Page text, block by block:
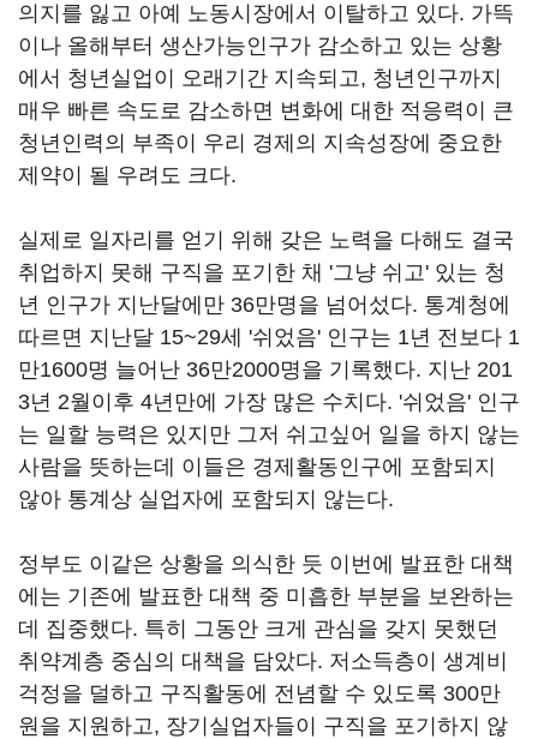
의지를 잃고 아예 노동시장에서 이탈하고 있다. 가뜩
이나 올해부터 생산가능인구가 감소하고 있는 상황
에서 청년실업이 오래기간 지속되고, 청년인구까지
매우 빠른 속도로 감소하면 변화에 대한 적응력이 큰
청년인력의 부족이 우리 경제의 지속성장에 중요한
제약이 될 우려도 크다.
실제로 일자리를 얻기 위해 갖은 노력을 다해도 결국
취업하지 못해 구직을 포기한 채 '그냥 쉬고' 있는 청
년 인구가 지난달에만 36만명을 넘어섰다. 통계청에
따르면 지난달 15~29세 '쉬었음' 인구는 1년 전보다 1
만1600명 늘어난 36만2000명을 기록했다. 지난 201
3년 2월이후 4년만에 가장 많은 수치다. '쉬었음' 인구
는 일할 능력은 있지만 그저 쉬고싶어 일을 하지 않는
사람을 뜻하는데 이들은 경제활동인구에 포함되지
않아 통계상 실업자에 포함되지 않는다.
정부도 이같은 상황을 의식한 듯 이번에 발표한 대책
에는 기존에 발표한 대책 중 미흡한 부분을 보완하는
데 집중했다. 특히 그동안 크게 관심을 갖지 못했던
취약계층 중심의 대책을 담았다. 저소득층이 생계비
걱정을 덜하고 구직활동에 전념할 수 있도록 300만
원을 지원하고, 장기실업자들이 구직을 포기하지 않